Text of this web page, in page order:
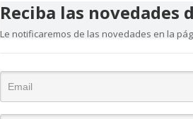
Reciba las novedades
Le notificaremos de las novedades en la